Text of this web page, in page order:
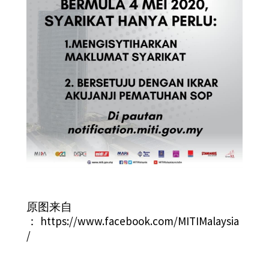
原图来自
： https://www.facebook.com/MITIMalaysia
/